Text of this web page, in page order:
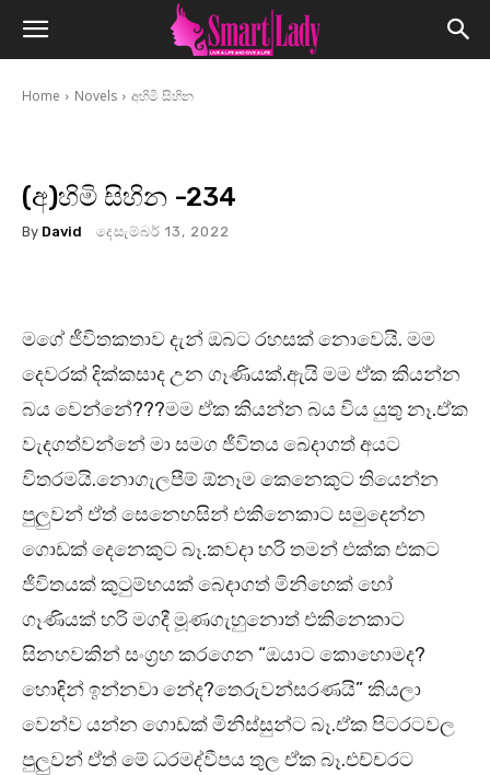
Home Novels අහිමි සිහින
(අ)හිමි සිහින -234
By David දෙසැම්බර් 13, 2022
මගේ ජීවිතකතාව දැන් ඔබට රහසක් නොවෙයි. මම
දෙවරක් දික්කසාද උන ගෑණියක්.ඇයි මම ඒක කියන්න
බය වෙන්නේ???මම ඒක කියන්න බය විය යුතු නෑ.ඒක
වැදගත්වන්නේ මා සමග ජීවිතය බෙදාගත් අයට
විතරමයි.නොගැලපීම් ඕනෑම කෙනෙකුට තියෙන්න
පුලුවන් ඒත් සෙනෙහසින් එකිනෙකාට සමුදෙන්න
ගොඩක් දෙනෙකුට බෑ.කවදා හරි තමන් එක්ක එකට
ජීවිතයක් කුටුම්භයක් බෙදාගත් මිනිහෙක් හෝ
ගෑණියක් හරි මගදී මූණගැහුනොත් එකිනෙකාට
සිනහවකින් සංග්‍රහ කරගෙන “ඔයාට කොහොමද?
හොඳින් ඉන්නවා නේද?තෙරුවන්සරණයි” කියලා
වෙන්ව යන්න ගොඩක් මිනිස්සුන්ට බෑ.ඒක පිටරටවල
පුලුවන් ඒත් මේ ධරමද්වීපය තුල ඒක බෑ.එච්චරට